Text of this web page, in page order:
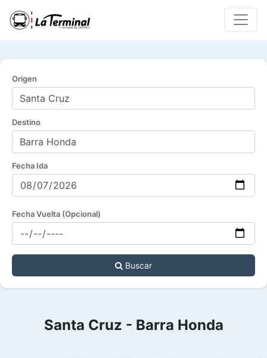
Origen
Destino
Fecha Ida
Fecha Vuelta (Opcional)
Buscar
Santa Cruz - Barra Honda